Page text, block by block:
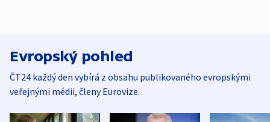
Evropský pohled
ČT24 každý den vybírá z obsahu publikovaného evropskými
veřejnými médii, členy Eurovize.